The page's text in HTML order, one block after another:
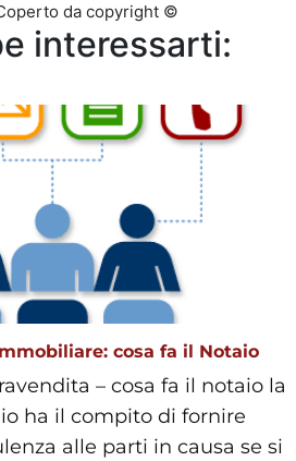
da copyright ©
interessarti:
cosa fa il Notaio
– cosa fa il notaio la
ha il compito di fornire
alle parti in causa se si